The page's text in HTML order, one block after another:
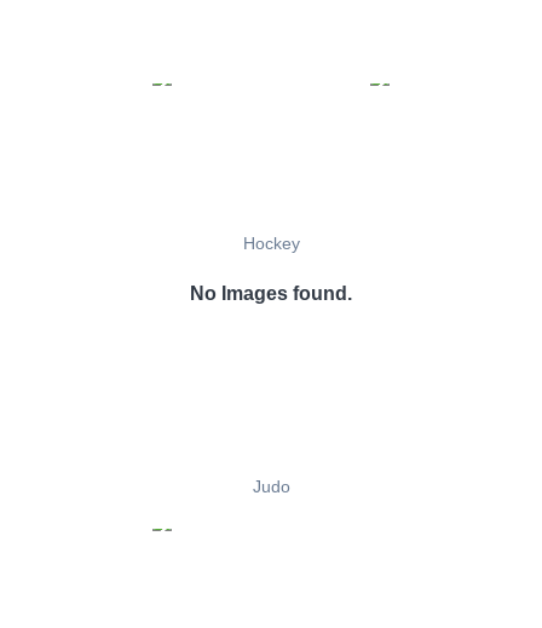
Hockey
No Images found.
Judo